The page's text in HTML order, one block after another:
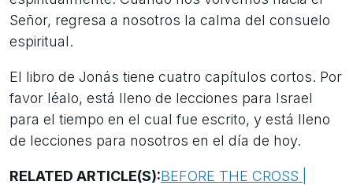
Señor, regresa a nosotros la calma del consuelo
espiritual.
El libro de Jonás tiene cuatro capítulos cortos. Por
favor léalo, está lleno de lecciones para Israel
para el tiempo en el cual fue escrito, y está lleno
de lecciones para nosotros en el día de hoy.
RELATED ARTICLE(S):BEFORE THE CROSS |